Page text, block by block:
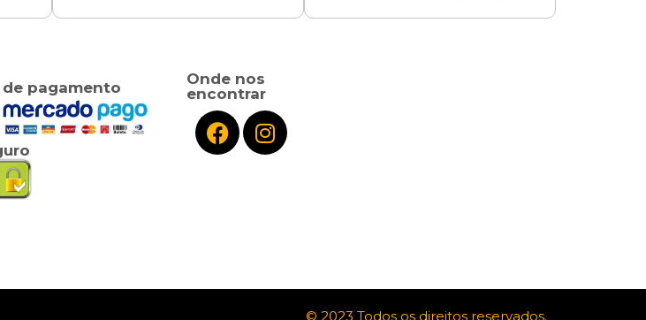
de pagamento
Onde nos
encontrar
© 2023 Todos os direitos reservados.